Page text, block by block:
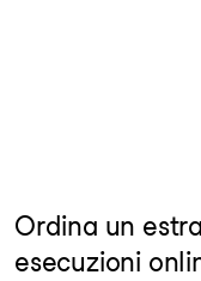
Ordina un
esecuzioni